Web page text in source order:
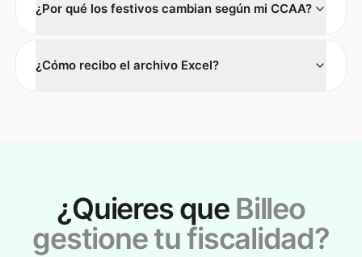
¿Por qué los festivos cambian según mi CCAA?
¿Cómo recibo el archivo Excel?
¿Quieres que Billeo
gestione tu fiscalidad?